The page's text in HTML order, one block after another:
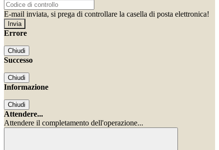
E-mail inviata, si prega di controllare la casella di posta elettronica!
Errore
Chiudi
Successo
Chiudi
Informazione
Chiudi
Attendere...
Attendere il completamento dell'operazione...